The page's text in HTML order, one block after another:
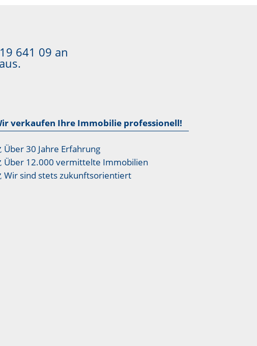
641 09 an
verkaufen Ihre Immobilie professionell!
Über 30 Jahre Erfahrung
Über 12.000 vermittelte Immobilien
Wir sind stets zukunftsorientiert